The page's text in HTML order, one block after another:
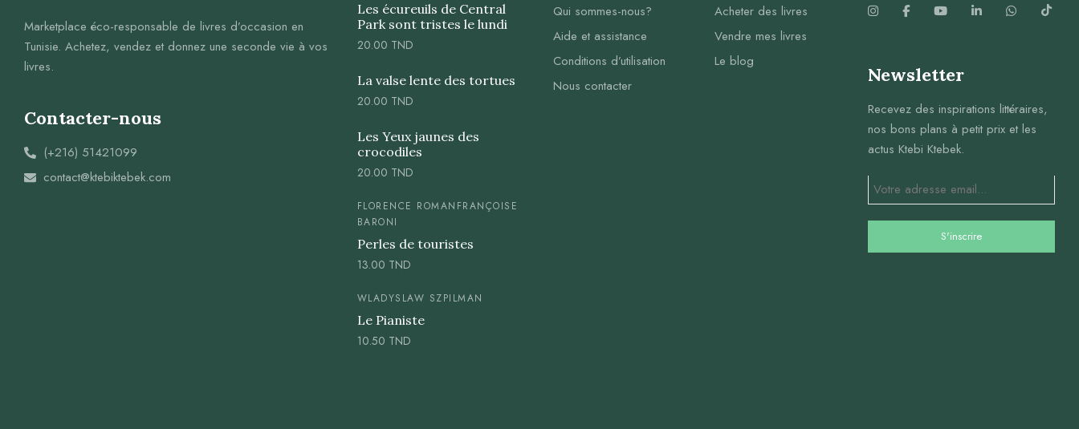
Marketplace éco-responsable de livres d’occasion en
Tunisie. Achetez, vendez et donnez une seconde vie à vos
livres.
Contacter-nous
(+216) 51421099
contact@ktebiktebek.com
Les écureuils de Central
Park sont tristes le lundi
20.00 TND
La valse lente des tortues
20.00 TND
Les Yeux jaunes des
crocodiles
20.00 TND
FLORENCE ROMAN FRANÇOISE
BARONI
Perles de touristes
13.00 TND
WLADYSLAW SZPILMAN
Le Pianiste
10.50 TND
Qui sommes-nous?
Aide et assistance
Conditions d’utilisation
Nous contacter
Acheter des livres
Vendre mes livres
Le blog
Newsletter
Recevez des inspirations littéraires,
nos bons plans à petit prix et les
actus Ktebi Ktebek.